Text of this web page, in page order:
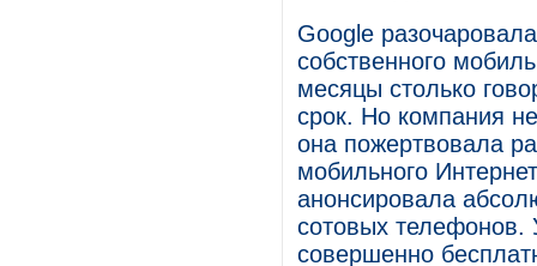
Google
собственного
месяцы столько
срок. Но компания
она пожертвовала
мобильного
анонсировала
сотовых телефонов.
совершенно